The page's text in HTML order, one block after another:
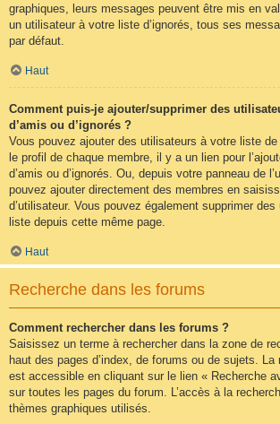
graphiques, leurs messages peuvent être mis en
un utilisateur à votre liste d’ignorés, tous ses
par défaut.
Haut
Comment puis-je ajouter/supprimer des
d’amis ou d’ignorés ?
Vous pouvez ajouter des utilisateurs à votre liste
le profil de chaque membre, il y a un lien pour
d’amis ou d’ignorés. Ou, depuis votre panneau de
pouvez ajouter directement des membres en
d’utilisateur. Vous pouvez également supprimer
liste depuis cette même page.
Haut
Recherche dans les forums
Comment rechercher dans les forums ?
Saisissez un terme à rechercher dans la zone de
haut des pages d’index, de forums ou de sujets. La
est accessible en cliquant sur le lien « Recherche
sur toutes les pages du forum. L’accès à la
thèmes graphiques utilisés.